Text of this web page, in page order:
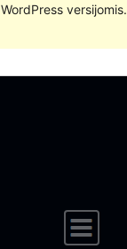
WordPress versijomis.